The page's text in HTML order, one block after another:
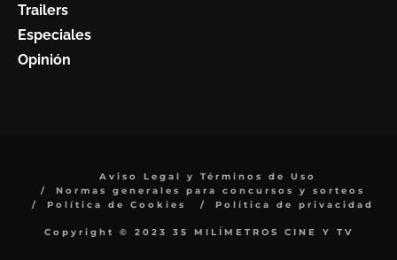
Trailers
Especiales
Opinión
Aviso Legal y Términos de Uso
Normas generales para concursos y sorteos
Política de Cookies
Política de privacidad
Copyright © 2023 35 MILÍMETROS CINE Y TV